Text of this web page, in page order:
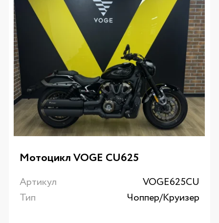
Мотоцикл VOGE CU625
Артикул
VOGE625CU
Тип
Чоппер/Круизер